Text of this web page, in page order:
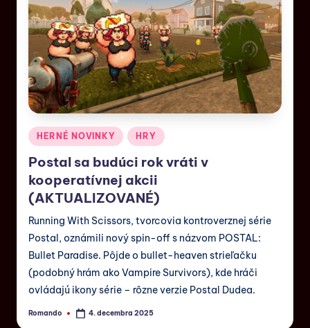
HERNÉ NOVINKY HRY
Postal sa budúci rok vráti v
kooperatívnej akcii
(AKTUALIZOVANÉ)
Running With Scissors, tvorcovia kontroverznej série
Postal, oznámili nový spin-off s názvom POSTAL:
Bullet Paradise. Pôjde o bullet-heaven strieľačku
(podobný hrám ako Vampire Survivors), kde hráči
ovládajú ikony série – rôzne verzie Postal Dudea.
Romando 4. decembra 2025